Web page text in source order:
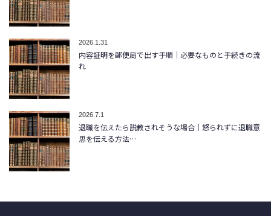
2026.1.31
内容証明を郵便局で出す手順｜必要なものと手続きの流
れ
2026.7.1
退職を伝えたら説教されそうな場合｜怒られずに退職意
思を伝える方法…